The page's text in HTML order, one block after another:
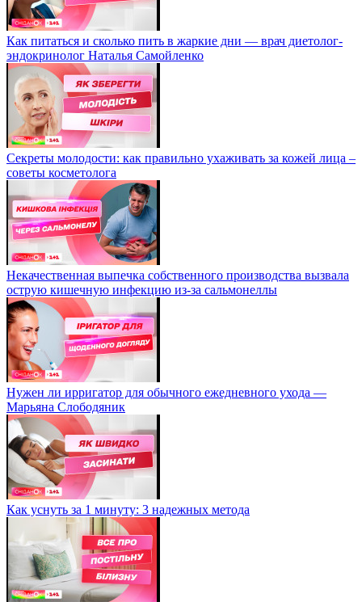
Как питаться и сколько пить в жаркие дни — врач диетолог-
эндокринолог Наталья Самойленко
Секреты молодости: как правильно ухаживать за кожей лица –
советы косметолога
Некачественная выпечка собственного производства вызвала
острую кишечную инфекцию из-за сальмонеллы
Нужен ли ирригатор для обычного ежедневного ухода —
Марьяна Слободяник
Как уснуть за 1 минуту: 3 надежных метода